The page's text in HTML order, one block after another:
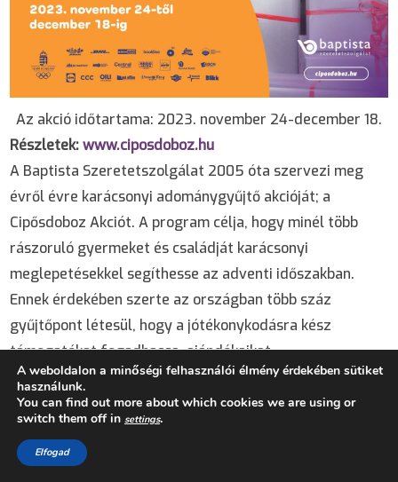
Az akció időtartama: 2023. november 24-december 18.
Részletek:www.ciposdoboz.hu
A Baptista Szeretetszolgálat 2005 óta szervezi meg
évről évre karácsonyi adománygyűjtő akcióját; a
Cipősdoboz Akciót. A program célja, hogy minél több
rászoruló gyermeket és családját karácsonyi
meglepetésekkel segíthesse az adventi időszakban.
Ennek érdekében szerte az országban több száz
gyűjtőpont létesül, hogy a jótékonykodásra kész
támogatókat fogadhassa, ajándékaikat
összegyűjthesse. Az összegyűjtött cipősdoboz
ajándékokat a Baptista Szeretetszolgálat országos
önkéntesi hálózatán keresztül juttatja el a
gyermekekhez, még az ünnepek előtt.
A weboldalon a minőségi felhasználói élmény érdekében sütiket
használunk.
You can find out more about which cookies we are using or
switch them off in settings.
Elfogad